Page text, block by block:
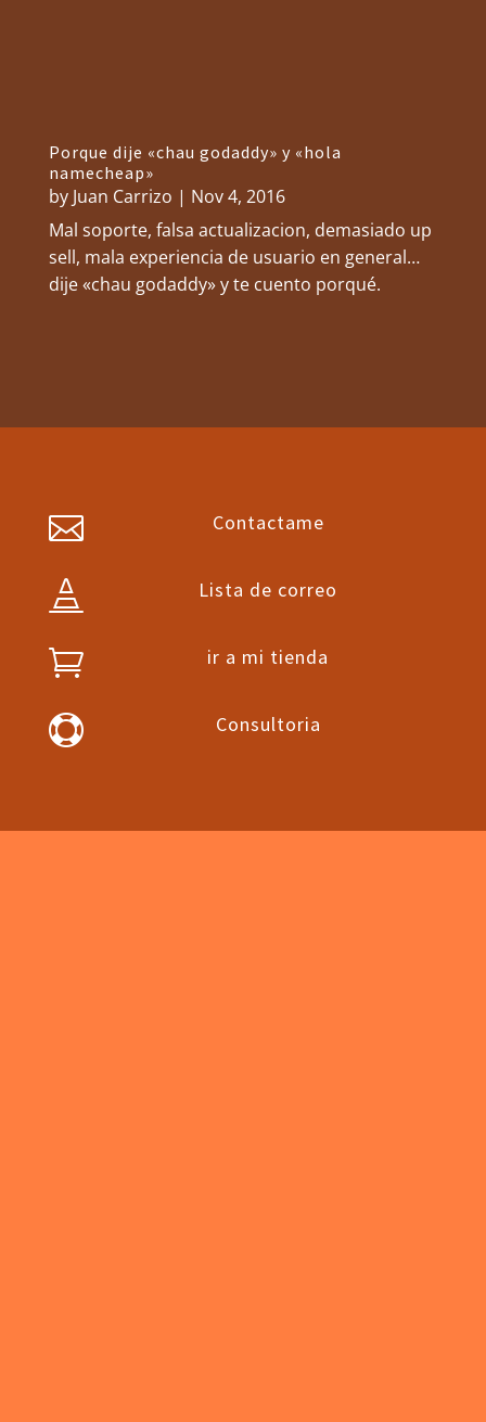
Porque dije «chau godaddy» y «hola
namecheap»
by Juan Carrizo | Nov 4, 2016
Mal soporte, falsa actualizacion, demasiado up
sell, mala experiencia de usuario en general…
dije «chau godaddy» y te cuento porqué.
 Contactame
 Lista de correo
 ir a mi tienda
 Consultoria